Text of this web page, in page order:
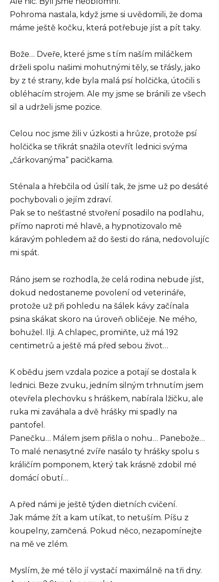
Pohroma nastala, když jsme si uvědomili, že doma
máme ještě kočku, která potřebuje jíst a pít taky.
Bože… Dveře, které jsme s tím naším miláčkem
drželi spolu našimi mohutnými těly, se třásly, jako
by z té strany, kde byla malá psí holčička, útočili s
obléhacím strojem. Ale my jsme se bránili ze všech
sil a udrželi jsme pozice.
Celou noc jsme žili v úzkosti a hrůze, protože psí
holčička se třikrát snažila otevřít lednici svýma
„čárkovanýma“ pacičkama.
Sténala a hřebčila od úsilí tak, že jsme už po desáté
pochybovali o jejím zdraví.
Pak se to nešťastné stvoření posadilo na podlahu,
přímo naproti mé hlavě, a hypnotizovalo mě
káravým pohledem až do šesti do rána, nedovolujíc
mi spát.
Ráno jsem se rozhodla, že celá rodina nebude jíst,
dokud nedostaneme povolení od veterináře,
protože už při pohledu na šálek kávy začínala
psina skákat skoro na úroveň obličeje. Ne mého,
bohužel. Ilji. A chlapec, promiňte, už má 192
centimetrů a ještě má před sebou život…
K obědu jsem vzdala pozice a potají se dostala k
lednici. Beze zvuku, jedním silným trhnutím jsem
otevřela plechovku s hráškem, nabírala lžičku, ale
ruka mi zaváhala a dvě hrášky mi spadly na
pantofel.
Panečku… Málem jsem přišla o nohu… Panebože…
To malé nenasytné zvíře nasálo ty hrášky spolu s
králičím pomponem, který tak krásně zdobil mé
domácí obutí…
A před námi je ještě týden dietních cvičení.
Jak máme žít a kam utíkat, to netuším. Píšu z
koupelny, zamčená. Pokud něco, nezapomínejte
na mě ve zlém.
Myslím, že mé tělo jí vystačí maximálně na tři dny.